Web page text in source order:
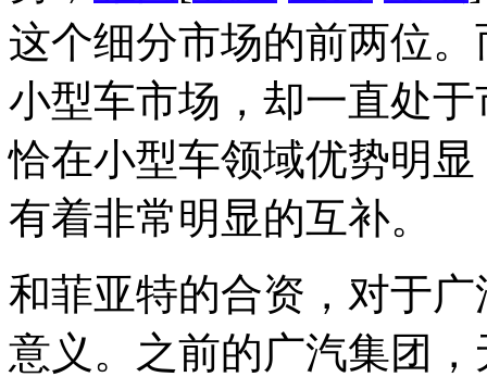
这个细分市场的前两位
小型车市场，却一直处
恰在小型车领域优势明
有着非常明显的互补。
和菲亚特的合资，对于
意义。之前的广汽集团